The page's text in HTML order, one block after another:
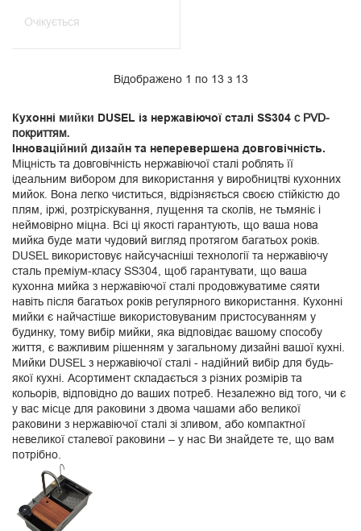
Очікується
Відображено 1 по 13 з 13
Кухонні мийки DUSEL із нержавіючої сталі SS304 с PVD-
покриттям.
Інноваційний дизайн та неперевершена довговічність.
Міцність та довговічність нержавіючої сталі роблять її
ідеальним вибором для використання у виробництві кухонних
мийок. Вона легко чиститься, відрізняється своєю стійкістю до
плям, іржі, розтріскування, лущення та сколів, не тьмяніє і
неймовірно міцна. Всі ці якості гарантують, що ваша нова
мийка буде мати чудовий вигляд протягом багатьох років.
DUSEL використовує найсучасніші технології та нержавіючу
сталь преміум-класу SS304, щоб гарантувати, що ваша
кухонна мийка з нержавіючої сталі продовжуватиме сяяти
навіть після багатьох років регулярного використання. Кухонні
мийки є найчастіше використовуваним пристосуванням у
будинку, тому вибір мийки, яка відповідає вашому способу
життя, є важливим рішенням у загальному дизайні вашої кухні.
Мийки DUSEL з нержавіючої сталі - надійний вибір для будь-
якої кухні. Асортимент складається з різних розмірів та
кольорів, відповідно до ваших потреб. Незалежно від того, чи є
у вас місце для раковини з двома чашами або великої
раковини з нержавіючої сталі зі зливом, або компактної
невеликої сталевої раковини – у нас Ви знайдете те, що вам
потрібно.